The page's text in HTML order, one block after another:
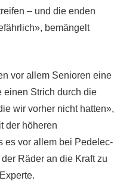
– und die enden
bemängelt
vor allem Senioren eine
einen Strich durch die
wir vorher nicht hatten»,
der höheren
es vor allem bei Pedelec-
Räder an die Kraft zu